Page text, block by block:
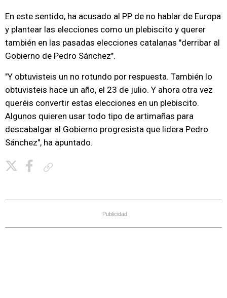
En este sentido, ha acusado al PP de no hablar de Europa
y plantear las elecciones como un plebiscito y querer
también en las pasadas elecciones catalanas "derribar al
Gobierno de Pedro Sánchez".
"Y obtuvisteis un no rotundo por respuesta. También lo
obtuvisteis hace un año, el 23 de julio. Y ahora otra vez
queréis convertir estas elecciones en un plebiscito.
Algunos quieren usar todo tipo de artimañas para
descabalgar al Gobierno progresista que lidera Pedro
Sánchez", ha apuntado.
Publicidad